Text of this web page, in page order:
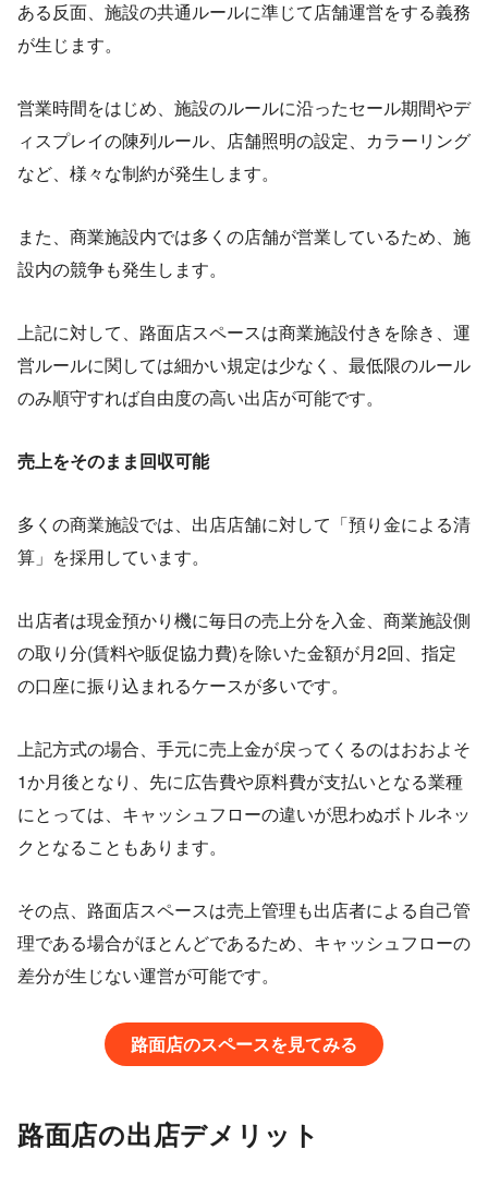
ある反面、施設の共通ルールに準じて店舗運営をする義務
が生じます。
営業時間をはじめ、施設のルールに沿ったセール期間やデ
ィスプレイの陳列ルール、店舗照明の設定、カラーリング
など、様々な制約が発生します。
また、商業施設内では多くの店舗が営業しているため、施
設内の競争も発生します。
上記に対して、路面店スペースは商業施設付きを除き、運
営ルールに関しては細かい規定は少なく、最低限のルール
のみ順守すれば自由度の高い出店が可能です。
売上をそのまま回収可能
多くの商業施設では、出店店舗に対して「預り金による清
算」を採用しています。
出店者は現金預かり機に毎日の売上分を入金、商業施設側
の取り分(賃料や販促協力費)を除いた金額が月2回、指定
の口座に振り込まれるケースが多いです。
上記方式の場合、手元に売上金が戻ってくるのはおおよそ
1か月後となり、先に広告費や原料費が支払いとなる業種
にとっては、キャッシュフローの違いが思わぬボトルネッ
クとなることもあります。
その点、路面店スペースは売上管理も出店者による自己管
理である場合がほとんどであるため、キャッシュフローの
差分が生じない運営が可能です。
路面店のスペースを見てみる
路面店の出店デメリット